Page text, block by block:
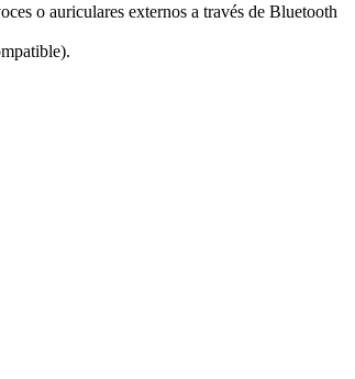
o auriculares externos a través de Bluetooth